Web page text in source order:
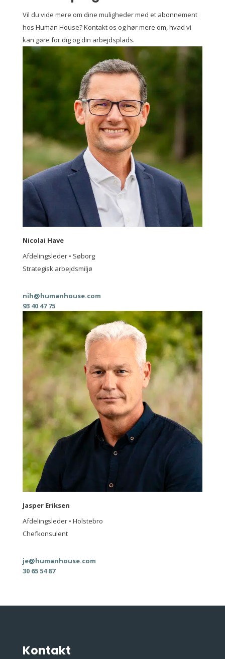
Jasper Eriksen
Afdelingsleder • Holstebro
Chefkonsulent
je@humanhouse.com
30 65 54 87
Nicolai Have
Afdelingsleder • Søborg
Strategisk arbejdsmiljø
nih@humanhouse.com
93 40 47 75
Vil du vide mere om dine muligheder med et abonnement
hos Human House? Kontakt os og hør mere om, hvad vi
kan gøre for dig og din arbejdsplads.
Kontakt